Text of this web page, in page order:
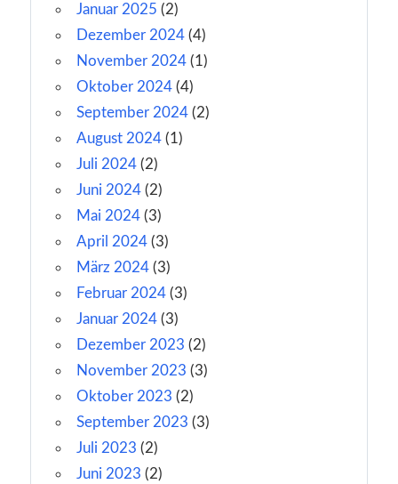
Januar 2025 (2)
Dezember 2024 (4)
November 2024 (1)
Oktober 2024 (4)
September 2024 (2)
August 2024 (1)
Juli 2024 (2)
Juni 2024 (2)
Mai 2024 (3)
April 2024 (3)
März 2024 (3)
Februar 2024 (3)
Januar 2024 (3)
Dezember 2023 (2)
November 2023 (3)
Oktober 2023 (2)
September 2023 (3)
Juli 2023 (2)
Juni 2023 (2)